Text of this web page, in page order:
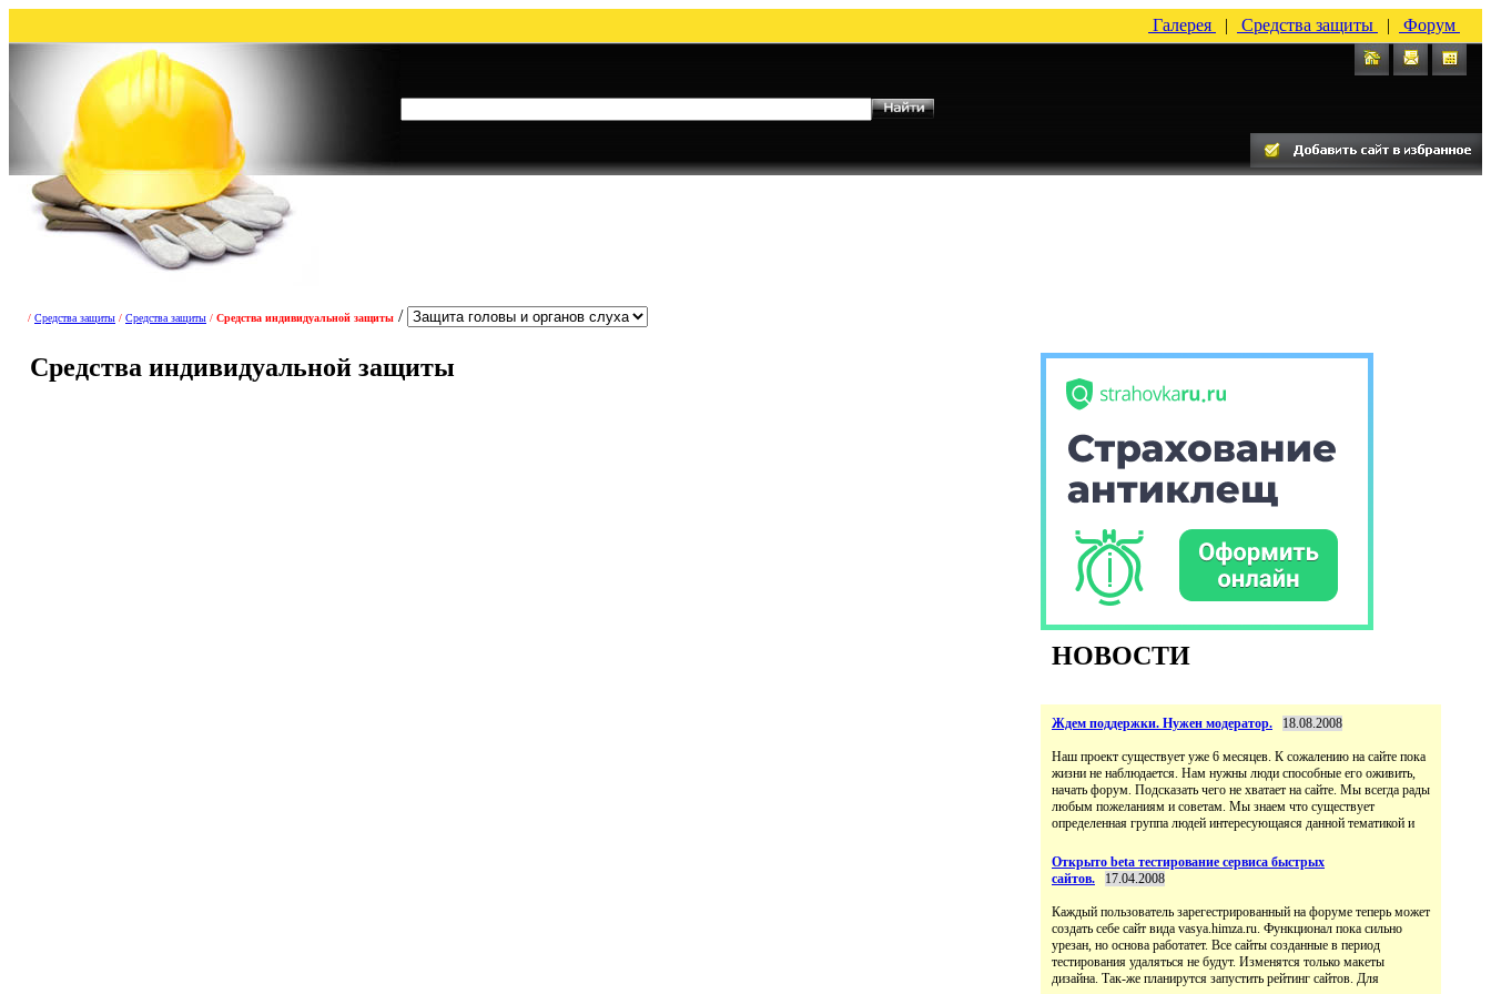
Галерея | Средства защиты | Форум
/ Средства защиты / Средства защиты / Средства индивидуальной защиты /
Средства индивидуальной защиты
НОВОСТИ
Ждем поддержки. Нужен модератор. 18.08.2008
Наш проект существует уже 6 месяцев. К сожалению на сайте пока
жизни не наблюдается. Нам нужны люди способные его оживить,
начать форум. Подсказать чего не хватает на сайте. Мы всегда рады
любым пожеланиям и советам. Мы знаем что существует
определенная группа людей интересующаяся данной тематикой и
Открыто beta тестирование сервиса быстрых
сайтов.
17.04.2008
Каждый пользователь зарегестрированный на форуме теперь может
создать себе сайт вида vasya.himza.ru. Функционал пока сильно
урезан, но основа работатет. Все сайты созданные в период
тестирования удаляться не будут. Изменятся только макеты
дизайна. Так-же планирутся запустить рейтинг сайтов. Для